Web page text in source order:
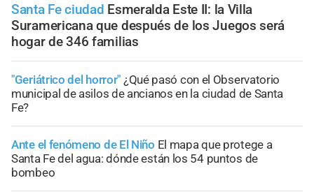
Santa Fe ciudad Esmeralda Este II: la Villa
Suramericana que después de los Juegos será
hogar de 346 familias
"Geriátrico del horror" ¿Qué pasó con el Observatorio
municipal de asilos de ancianos en la ciudad de Santa
Fe?
Ante el fenómeno de El Niño El mapa que protege a
Santa Fe del agua: dónde están los 54 puntos de
bombeo